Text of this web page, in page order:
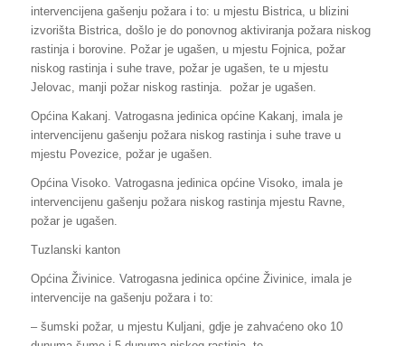
intervencijena gašenju požara i to: u mjestu Bistrica, u blizini
izvorišta Bistrica, došlo je do ponovnog aktiviranja požara niskog
rastinja i borovine. Požar je ugašen, u mjestu Fojnica, požar
niskog rastinja i suhe trave, požar je ugašen, te u mjestu
Jelovac, manji požar niskog rastinja. požar je ugašen.
Općina Kakanj. Vatrogasna jedinica općine Kakanj, imala je
intervencijenu gašenju požara niskog rastinja i suhe trave u
mjestu Povezice, požar je ugašen.
Općina Visoko. Vatrogasna jedinica općine Visoko, imala je
intervencijenu gašenju požara niskog rastinja mjestu Ravne,
požar je ugašen.
Tuzlanski kanton
Općina Živinice. Vatrogasna jedinica općine Živinice, imala je
intervencije na gašenju požara i to:
– šumski požar, u mjestu Kuljani, gdje je zahvaćeno oko 10